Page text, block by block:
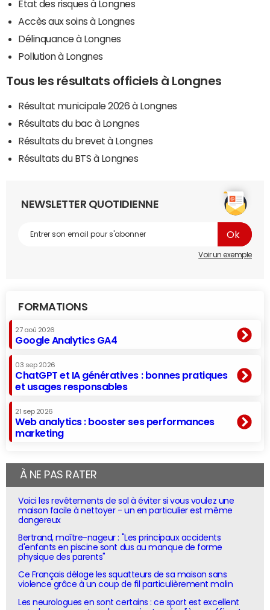
Etat des risques à Longnes
Accès aux soins à Longnes
Délinquance à Longnes
Pollution à Longnes
Tous les résultats officiels à Longnes
Résultat municipale 2026 à Longnes
Résultats du bac à Longnes
Résultats du brevet à Longnes
Résultats du BTS à Longnes
NEWSLETTER QUOTIDIENNE
Voir un exemple
FORMATIONS
27 aoû 2026
Google Analytics GA4
03 sep 2026
ChatGPT et IA génératives : bonnes pratiques
et usages responsables
21 sep 2026
Web analytics : booster ses performances
marketing
À NE PAS RATER
Voici les revêtements de sol à éviter si vous voulez une
maison facile à nettoyer - un en particulier est même
dangereux
Bertrand, maître-nageur : "Les principaux accidents
d'enfants en piscine sont dus au manque de forme
physique des parents"
Ce Français déloge les squatteurs de sa maison sans
violence grâce à un coup de fil particulièrement malin
Les neurologues en sont certains : ce sport est excellent